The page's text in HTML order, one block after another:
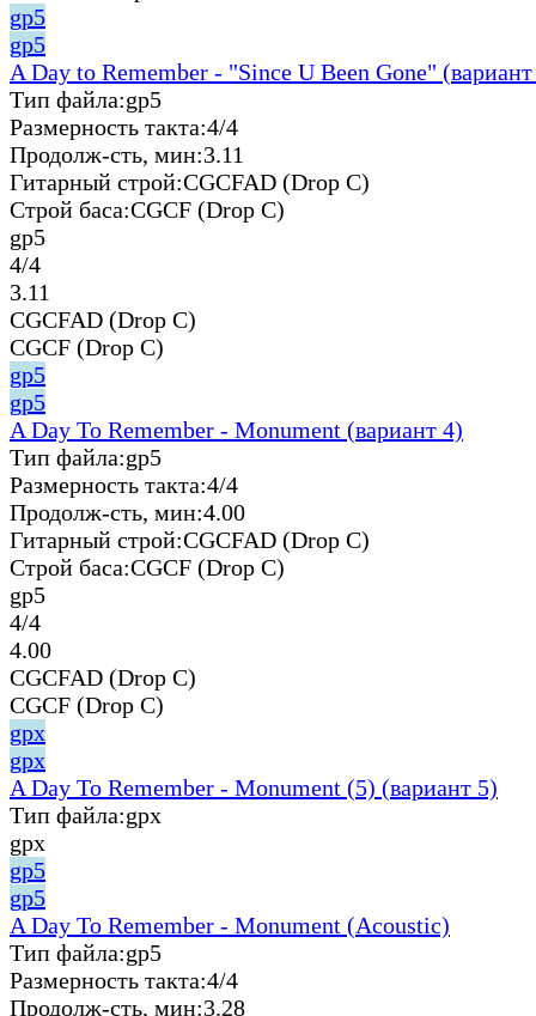
gp5
gp5
A Day to Remember - "Since U Been Gone"
Тип файла:gp5
Размерность такта:4/4
Продолж-сть, мин:3.11
Гитарный строй:CGCFAD (Drop C)
Строй баса:CGCF (Drop C)
gp5
4/4
3.11
CGCFAD (Drop C)
CGCF (Drop C)
gp5
gp5
A Day To Remember - Monument (вариант 4)
Тип файла:gp5
Размерность такта:4/4
Продолж-сть, мин:4.00
Гитарный строй:CGCFAD (Drop C)
Строй баса:CGCF (Drop C)
gp5
4/4
4.00
CGCFAD (Drop C)
CGCF (Drop C)
gpx
gpx
A Day To Remember - Monument (5) (вариант 5)
Тип файла:gpx
gpx
gp5
gp5
A Day To Remember - Monument (Acoustic)
Тип файла:gp5
Размерность такта:4/4
Продолж-сть, мин:3.28